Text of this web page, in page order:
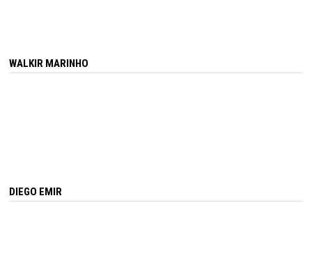
WALKIR MARINHO
DIEGO EMIR